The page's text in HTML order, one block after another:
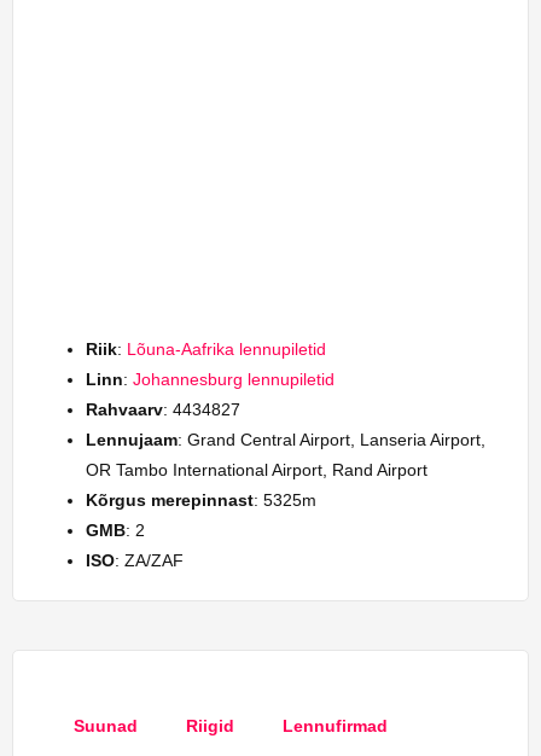
Riik: Lõuna-Aafrika lennupiletid
Linn: Johannesburg lennupiletid
Rahvaarv: 4434827
Lennujaam: Grand Central Airport, Lanseria Airport,
OR Tambo International Airport, Rand Airport
Kõrgus merepinnast: 5325m
GMB: 2
ISO: ZA/ZAF
Suunad Riigid Lennufirmad